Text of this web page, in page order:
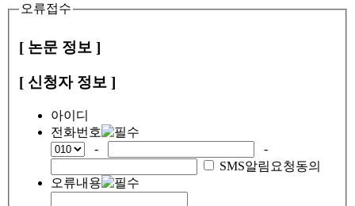
오류접수
[ 논문 정보 ]
[ 신청자 정보 ]
아이디
전화번호
-
-
SMS알림요청동의
오류내용